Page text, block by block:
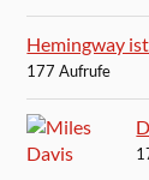
Hemingway
177 Aufrufe